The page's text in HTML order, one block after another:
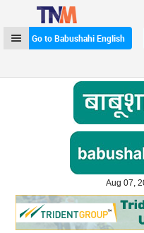
Go to Babushahi English
Aug 07,